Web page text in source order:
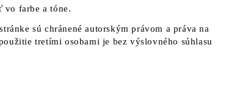
vo farbe a tóne.
sú chránené autorským právom a práva na
tretími osobami je bez výslovného súhlasu